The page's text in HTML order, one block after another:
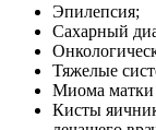
Эпилепсия;
Сахарный
Тяжелые
Миома матки
Кисты